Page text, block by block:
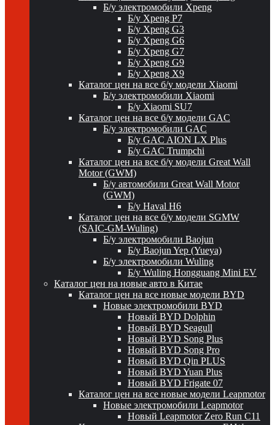
Б/у электромобили Xpeng
Б/у Xpeng P7
Б/у Xpeng G3
Б/у Xpeng G6
Б/у Xpeng G7
Б/у Xpeng G9
Б/у Xpeng X9
Каталог цен на все б/у модели Xiaomi
Б/у электромобили Xiaomi
Б/у Xiaomi SU7
Каталог цен на все б/у модели GAC
Б/у электромобили GAC
Б/у GAC AION LX Plus
Б/у GAC Trumpchi
Каталог цен на все б/у модели Great Wall
Motor (GWM)
Б/у автомобили Great Wall Motor
(GWM)
Б/у Haval H6
Каталог цен на все б/у модели SGMW
(SAIC-GM-Wuling)
Б/у электромобили Baojun
Б/у Baojun Yep (Yueya)
Б/у электромобили Wuling
Б/у Wuling Hongguang Mini EV
Каталог цен на новые авто в Китае
Каталог цен на все новые модели BYD
Новые электромобили BYD
Новый BYD Dolphin
Новый BYD Seagull
Новый BYD Song Plus
Новый BYD Song Pro
Новый BYD Qin PLUS
Новый BYD Yuan Plus
Новый BYD Frigate 07
Каталог цен на все новые модели Leapmotor
Новые электромобили Leapmotor
Новый Leapmotor Zero Run C11